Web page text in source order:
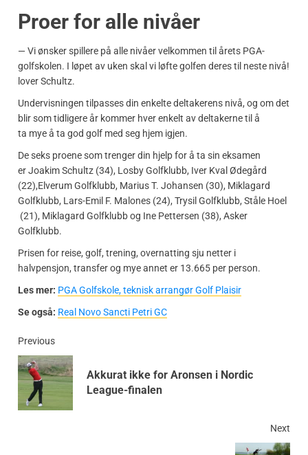
Proer for alle nivåer
— Vi ønsker spillere på alle nivåer velkommen til årets PGA-
golfskolen. I løpet av uken skal vi løfte golfen deres til neste nivå!
lover Schultz.
Undervisningen tilpasses din enkelte deltakerens nivå, og om det
blir som tidligere år kommer hver enkelt av deltakerne til å
ta mye å ta god golf med seg hjem igjen.
De seks proene som trenger din hjelp for å ta sin eksamen
er Joakim Schultz (34), Losby Golfklubb, Iver Kval Ødegård
(22),Elverum Golfklubb, Marius T. Johansen (30), Miklagard
Golfklubb, Lars-Emil F. Malones (24), Trysil Golfklubb, Ståle Hoel
(21), Miklagard Golfklubb og Ine Pettersen (38), Asker
Golfklubb.
Prisen for reise, golf, trening, overnatting sju netter i
halvpensjon, transfer og mye annet er 13.665 per person.
Les mer: PGA Golfskole, teknisk arrangør Golf Plaisir
Se også: Real Novo Sancti Petri GC
Previous
Akkurat ikke for Aronsen i Nordic
League-finalen
Next